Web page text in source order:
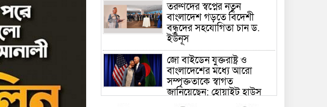
তরুণদের স্বপ্নের নতুন
বাংলাদেশ গড়তে বিদেশী
বন্ধুদের সহযোগিতা চান ড.
ইউনূস
জো বাইডেন যুক্তরাষ্ট্র ও
বাংলাদেশের মধ্যে আরো
সম্পৃক্ততাকে স্বাগত
জানিয়েছেন: হোয়াইট হাউস